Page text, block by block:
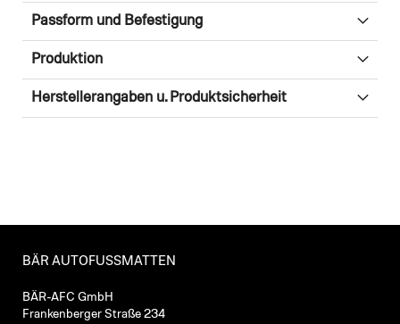
Passform und Befestigung
Produktion
Herstellerangaben u. Produktsicherheit
BÄR AUTOFUSSMATTEN
BÄR-AFC GmbH
Frankenberger Straße 234